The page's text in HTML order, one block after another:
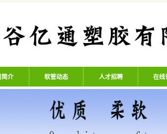
司 - 专业生产高压氧
简介 软管动态 人才招聘 在线